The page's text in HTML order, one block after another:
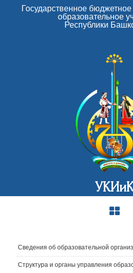
Государственное
образовательное
Республики
Сведения об образовательной
Структура и органы управления